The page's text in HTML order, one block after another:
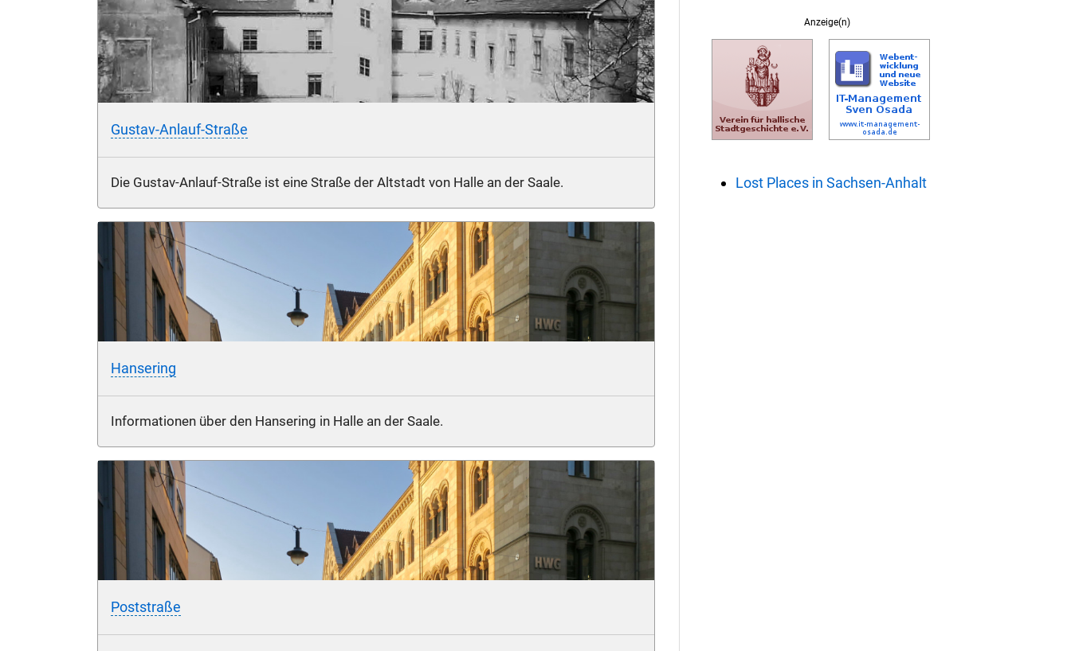
Gustav-Anlauf-Straße
Die Gustav-Anlauf-Straße ist eine Straße der Altstadt von Halle an der Saale.
Hansering
Informationen über den Hansering in Halle an der Saale.
Poststraße
Anzeige(n)
Lost Places in Sachsen-Anhalt